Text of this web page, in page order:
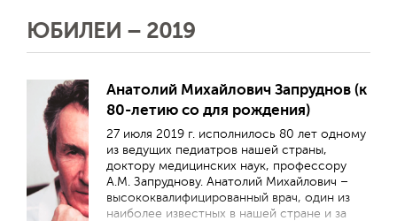
ЮБИЛЕИ – 2019
Анатолий Михайлович Запруднов (к
80-летию со для рождения)
27 июля 2019 г. исполнилось 80 лет одному
из ведущих педиатров нашей страны,
доктору медицинских наук, профессору
A.M. Запруднову. Анатолий Михайлович –
высококвалифицированный врач, один из
наиболее известных в нашей стране и за